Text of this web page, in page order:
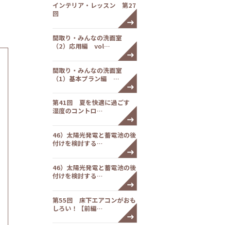
インテリア・レッスン 第27
回
間取り・みんなの洗面室
（2）応用編 vol…
間取り・みんなの洗面室
（1）基本プラン編 …
第41回 夏を快適に過ごす
湿度のコントロ…
46）太陽光発電と蓄電池の後
付けを検討する…
46）太陽光発電と蓄電池の後
付けを検討する…
第55回 床下エアコンがおも
しろい！【前編…